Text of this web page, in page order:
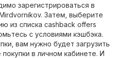
зарегистрироваться в
Затем, выберите
из списка cashback offers
с условиями кэшбэка.
вам нужно будет загрузить
в личном кабинете. И